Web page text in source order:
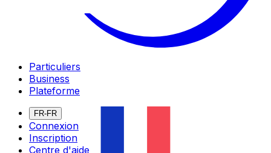
Particuliers
Business
Plateforme
FR-FR
Connexion
Inscription
Centre d'aide